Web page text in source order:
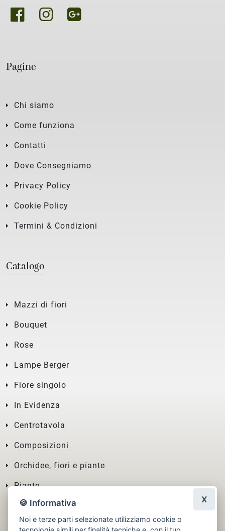
Pagine
Chi siamo
Come funziona
Contatti
Dove Consegniamo
Privacy Policy
Cookie Policy
Termini & Condizioni
Catalogo
Mazzi di fiori
Bouquet
Rose
Lampe Berger
Fiore singolo
In Evidenza
Centrotavola
Composizioni
Orchidee, fiori e piante
Piante
🍪 Informativa
Noi e terze parti selezionate utilizziamo cookie o
X